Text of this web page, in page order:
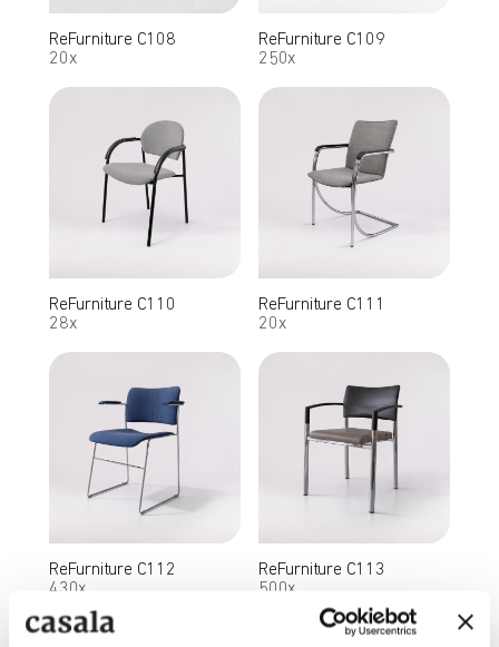
ReFurniture C108
20x
ReFurniture C109
250x
ReFurniture C110
28x
ReFurniture C111
20x
ReFurniture C112
430x
ReFurniture C113
500x